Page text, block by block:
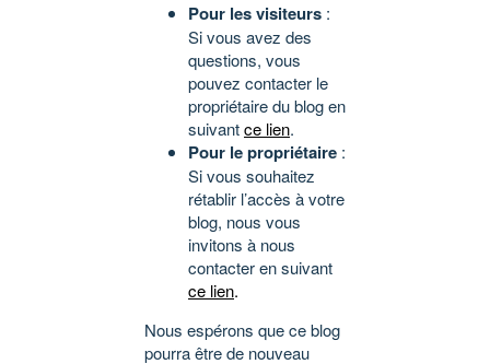
Pour les visiteurs :
Si vous avez des
questions, vous
pouvez contacter le
propriétaire du blog en
suivantce lien.
Pour le propriétaire :
Si vous souhaitez
rétablir l’accès à votre
blog, nous vous
invitons à nous
contacter en suivant
ce lien.
Nous espérons que ce blog
pourra être de nouveau